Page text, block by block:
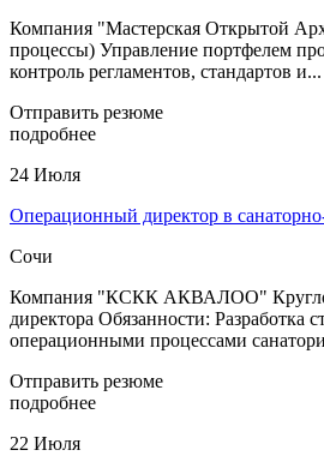
Компания "Мастерская Открытой
процессы) Управление портфелем
контроль регламентов, стандартов и...
Отправить резюме
подробнее
24 Июля
Операционный директор в
Сочи
Компания "КСКК АКВАЛОО"
директора Обязанности: Разработка
операционными процессами
Отправить резюме
подробнее
22 Июля